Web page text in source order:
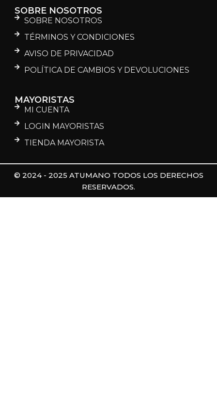
SOBRE NOSOTROS
SOBRE NOSOTROS
TÉRMINOS Y CONDICIONES
AVISO DE PRIVACIDAD
POLÍTICA DE CAMBIOS Y DEVOLUCIONES
MAYORISTAS
MI CUENTA
LOGIN MAYORISTAS
TIENDA MAYORISTA
© 2024 - 2025 ATUMANO TODOS LOS DERECHOS
RESERVADOS.